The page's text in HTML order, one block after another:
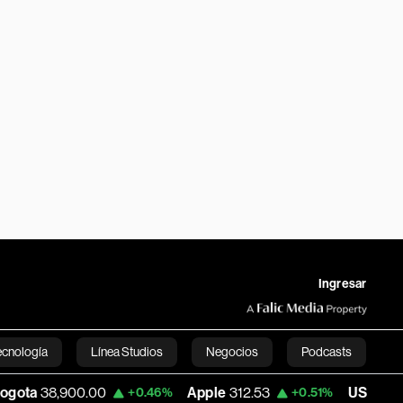
Ingresar
Línea Studios Negocios Podcasts
English
+0.46% Apple 312.53 +0.51% USD COP 3,159.39